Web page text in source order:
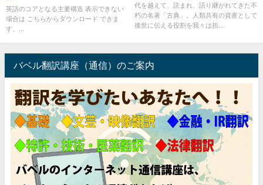
英語のコアとなる主要構造 表示できない
場合は こちらからダウンロード できま
す。...
代を越えて、読まれ、語り継がれてきた不
朽の名著「古典」。人類共有の資産として
後世に伝える役割を我々は担...
バベル翻訳講座（通信）のご案内